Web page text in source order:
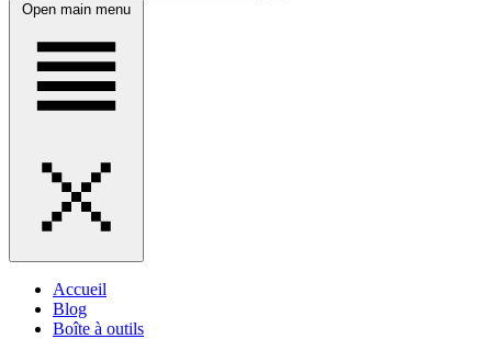
Open main menu
Accueil
Blog
Boîte à outils